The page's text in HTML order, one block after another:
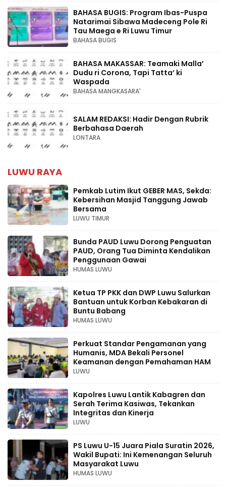
BAHASA BUGIS: Program Ibas-Puspa
Natarimai Sibawa Madeceng Pole Ri
Tau Maega e Ri Luwu Timur
BAHASA BUGIS
BAHASA MAKASSAR: Teamaki Malla’
Dudu ri Corona, Tapi Tatta’ ki
Waspada
BAHASA MANGKASARA'
SALAM REDAKSI: Hadir Dengan Rubrik
Berbahasa Daerah
LONTARA
LUWU RAYA
Pemkab Lutim Ikut GEBER MAS, Sekda:
Kebersihan Masjid Tanggung Jawab
Bersama
LUWU TIMUR
Bunda PAUD Luwu Dorong Penguatan
PAUD, Orang Tua Diminta Kendalikan
Penggunaan Gawai
HUMAS LUWU
Ketua TP PKK dan DWP Luwu Salurkan
Bantuan untuk Korban Kebakaran di
Buntu Babang
HUMAS LUWU
Perkuat Standar Pengamanan yang
Humanis, MDA Bekali Personel
Keamanan dengan Pemahaman HAM
LUWU
Kapolres Luwu Lantik Kabagren dan
Serah Terima Kasiwas, Tekankan
Integritas dan Kinerja
LUWU
PS Luwu U-15 Juara Piala Suratin 2026,
Wakil Bupati: Ini Kemenangan Seluruh
Masyarakat Luwu
HUMAS LUWU